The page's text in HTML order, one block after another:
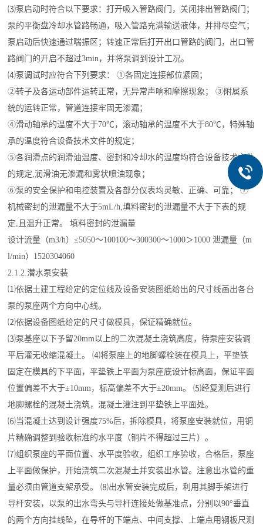
⑶泵启动时符合以下要求：打开吸入管路阀门，关闭排出管路阀门；
泵的平衡盘冷却水管路畅通，吸入管路充满输送液体，并排尽空气；
泵启动后快速通过喘振区；转速正常后打开出口管路的阀门，出口管
路阀门的开启不超过3min，并将泵调到设计工况。
⑷泵调试时应符合下列要求： ①各固定连接部位紧固；
②转子及各运动部件运转正常，无异常声响和摩擦现象； ③附属系
统的运转正常，管道连接牢固无渗漏；
④滑动轴承的温度不大于70℃，滚动轴承的温度不大于80℃，特殊轴
承的温度符合设备技术文件的规定；
⑤各润滑点的润滑油温度、密封和冷却水的温度均符合设备技术文件
的规定,润滑油无渗漏和雾状喷油现象；
⑥泵的安全保护和电控装置及各部分仪表均灵敏、正确、可靠； ⑦
机械密封的泄漏量不大于5mL/h,填料密封的泄漏量不大于下表的规
定,且温升正常。 填料密封的泄漏量
设计流量（m3/h）≤5050～100100～300300～1000＞1000 泄漏量（m
l/min）1520304060
2.1.2.潜水泵安装
⑴依据土建工程给定的定位线及设备安装图纸给出的尺寸线画出各台
泵的泵座两个方向中心线。
⑵依据设备图纸给定的尺寸做模具，保证精确就位。
⑶泵基座以下予留20mm以上的二次混凝土浇筑高度，待泵座安装调
平后灌无收缩混凝土。 ⑷将泵座上的地脚螺栓装在模具上，平垫铁
固定在模具的下平面，平垫铁上平面为泵座底设计标高面，保证平面
位置偏差不大于±10mm，标高偏差不大于±20mm。 ⑸经复测后进行
地脚螺栓的混凝土浇筑，混凝土灌注到平垫铁上平面处。
⑹当混凝土达到设计强度75%后，拆除模具，将泵座安装就位，用铜
片精确调整到验收标准的水平度（铜片不得超过三片）。
⑺组织泵座的平面位置、水平度验收，组织工序验收，合格后，泵座
上平面做保护，开始浇筑二次混凝土并安装出水管。注意出水管的重
量必须由管道支架承受。 ⑻出水管安装完成后，利用其脚手架进行
导杆安装，以泵的出水弯头与导杆连接处做基准点，分别以90°垂直
的两个方向挂线坠，在导杆的下端点、中间支撑、上端点用钢板尺测